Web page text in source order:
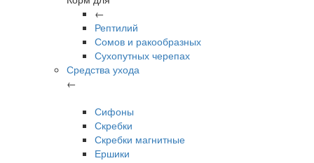
←
Рептилий
Сомов и ракообразных
Сухопутных черепах
Средства ухода
←
Сифоны
Скребки
Скребки магнитные
Ершики